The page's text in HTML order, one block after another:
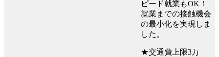
ピード就業もOK！
就業までの接触機会
の最小化を実現しま
した。
★交通費上限3万